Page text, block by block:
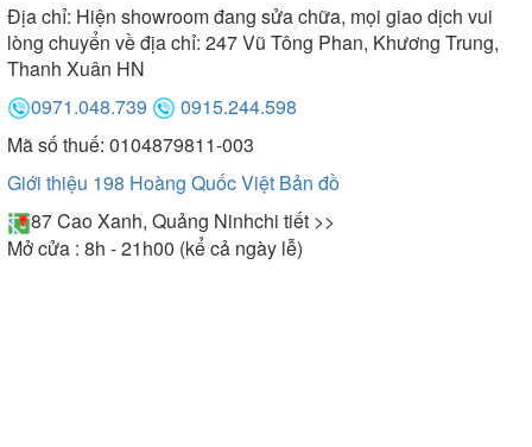
Địa chỉ: Hiện showroom đang sửa chữa, mọi giao dịch vui
lòng chuyển về địa chỉ: 247 Vũ Tông Phan, Khương Trung,
Thanh Xuân HN
0971.048.739
0915.244.598
Mã số thuế: 0104879811-003
Giới thiệu 198 Hoàng Quốc Việt Bản đồ
87 Cao Xanh, Quảng Ninhchi tiết >>
Mở cửa : 8h - 21h00 (kể cả ngày lễ)